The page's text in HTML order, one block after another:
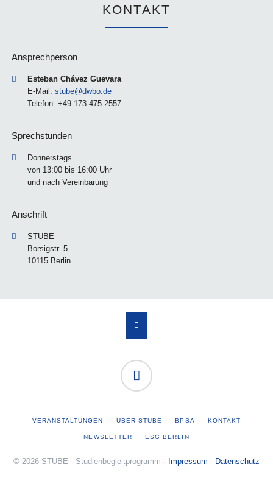
KONTAKT
Ansprechperson
Esteban Chávez Guevara
E-Mail: stube@dwbo.de
Telefon: +49 173 475 2557
Sprechstunden
Donnerstags
von 13:00 bis 16:00 Uhr
und nach Vereinbarung
Anschrift
STUBE
Borsigstr. 5
10115 Berlin
VERANSTALTUNGEN ÜBER STUBE BPSA KONTAKT
NEWSLETTER ESG BERLIN
© 2026 STUBE - Studienbegleitprogramm ∙ Impressum ∙ Datenschutz